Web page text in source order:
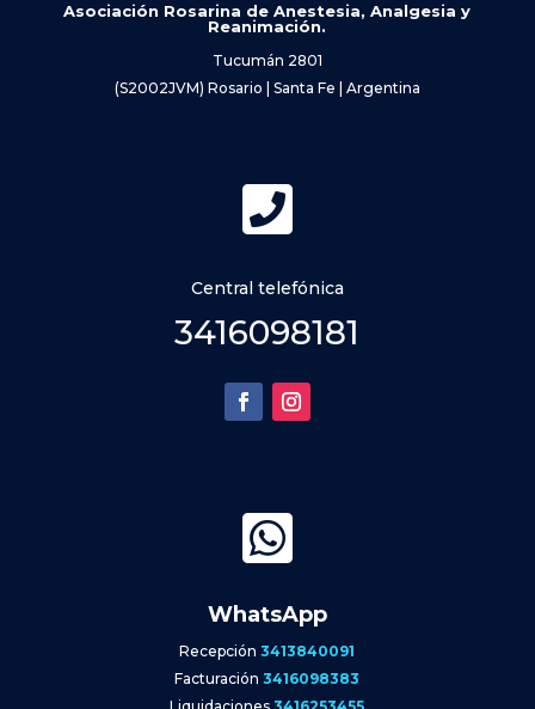
Asociación Rosarina de Anestesia, Analgesia y
Reanimación.
Tucumán 2801
(S2002JVM) Rosario | Santa Fe | Argentina

Central telefónica
3416098181

WhatsApp
Recepción3413840091
Facturación3416098383